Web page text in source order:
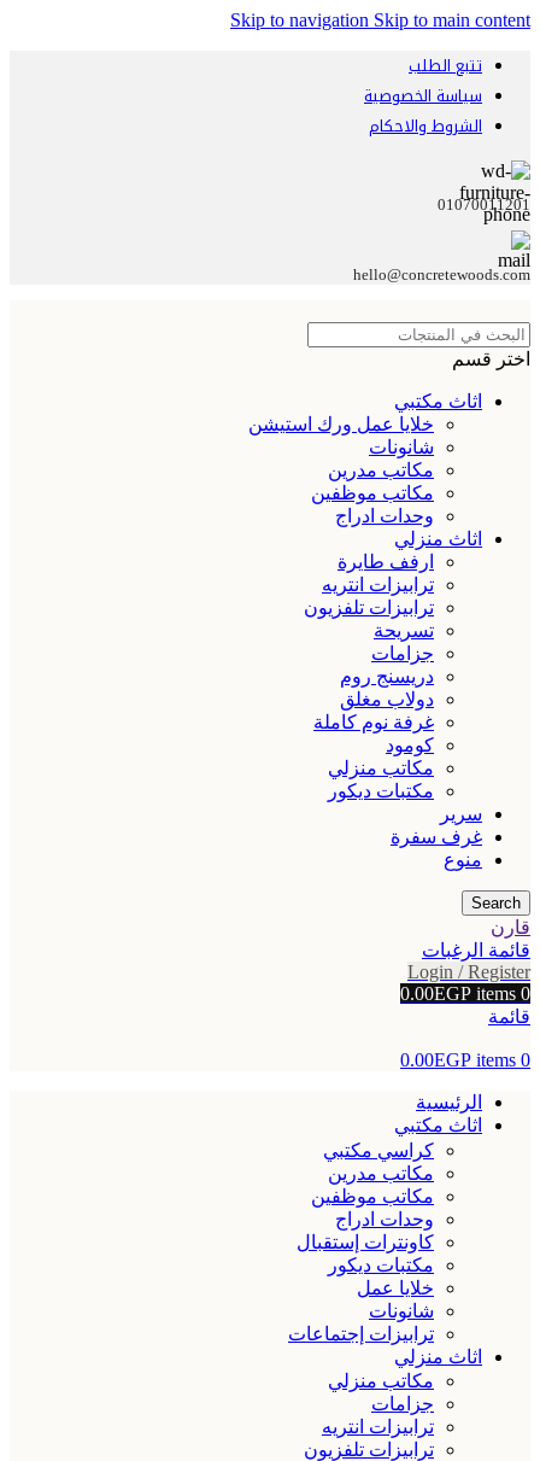
Skip to navigation Skip to main content
تتبع الطلب
سياسة الخصوصية
الشروط والاحكام
01070011201
hello@concretewoods.com
اختر قسم
اثاث مكتبي
خلايا عمل ورك استيشن
شانونات
مكاتب مدرين
مكاتب موظفين
وحدات ادراج
اثاث منزلي
ارفف طايرة
ترابيزات انتريه
ترابيزات تلفزيون
تسريحة
جزامات
دريسنج روم
دولاب مغلق
غرفة نوم كاملة
كومود
مكاتب منزلي
مكتبات ديكور
سرير
غرف سفرة
منوع
Search
قارن
قائمة الرغبات
Login / Register
0
items
0.00EGP
قائمة
0
items
0.00EGP
الرئيسية
اثاث مكتبي
كراسي مكتبي
مكاتب مدرين
مكاتب موظفين
وحدات ادراج
كاونترات إستقبال
مكتبات ديكور
خلايا عمل
شانونات
ترابيزات إجتماعات
اثاث منزلي
مكاتب منزلي
جزامات
ترابيزات انتريه
ترابيزات تلفزيون